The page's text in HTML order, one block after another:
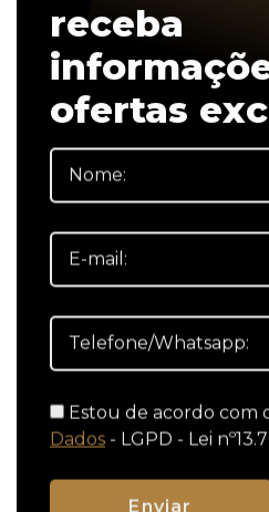
receba
ofertas
Estou de acordo com
Dados - LGPD - Lei